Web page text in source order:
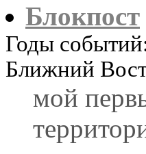
Блокпост
Годы
Ближний
мой